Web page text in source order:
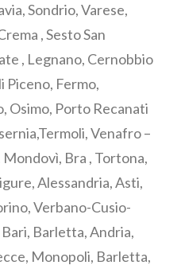
Sondrio, Varese,
, Sesto San
, Legnano, Cernobbio
Piceno, Fermo,
Osimo, Porto Recanati
Venafro –
Bra , Tortona,
Alessandria, Asti,
Verbano-Cusio-
Bari, Barletta, Andria,
Monopoli, Barletta,